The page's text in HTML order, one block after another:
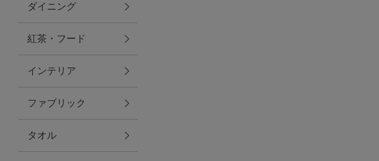
トラベルグッズ
ランチ
バッグ
キッチン・ダイニング
ダイニング
紅茶・フード
インテリア
ファブリック
タオル